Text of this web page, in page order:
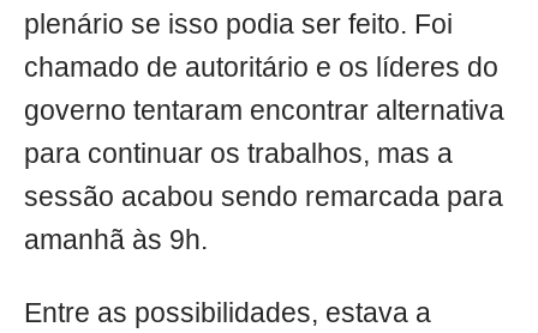
plenário se isso podia ser feito. Foi
chamado de autoritário e os líderes do
governo tentaram encontrar alternativa
para continuar os trabalhos, mas a
sessão acabou sendo remarcada para
amanhã às 9h.
Entre as possibilidades, estava a